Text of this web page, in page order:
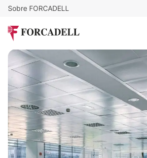
Sobre FORCADELL
Oficina alquiler Madrid. P.E Cristalia.
967 m²